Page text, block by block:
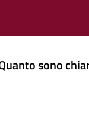
sono